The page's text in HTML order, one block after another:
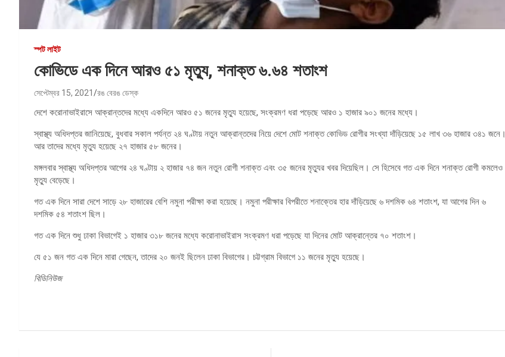
স্পট লাইট
কোভিডে এক দিনে আরও ৫১ মৃত্যু, শনাক্ত ৬.৬৪ শতাংশ
সেপ্টেম্বর 15, 2021 রঙ বেরঙ ডেস্ক
দেশে করোনাভাইরাসে আক্রান্তদের মধ্যে একদিনে আরও ৫১ জনের মৃত্যু হয়েছে, সংক্রমণ ধরা পড়েছে আরও ১ হাজার ৯০১ জনের মধ্যে।
স্বাস্থ্য অধিদপ্তর জানিয়েছে, বুধবার সকাল পর্যন্ত ২৪ ঘণ্টায় নতুন আক্রান্তদের নিয়ে দেশে মোট শনাক্ত কোভিড রোগীর সংখ্যা দাঁড়িয়েছে ১৫ লাখ ৩৬ হাজার ৩৪১ জনে।
আর তাদের মধ্যে মৃত্যু হয়েছে ২৭ হাজার ৫৮ জনের।
মঙ্গলবার স্বাস্থ্য অধিদপ্তর আগের ২৪ ঘণ্টায় ২ হাজার ৭৪ জন নতুন রোগী শনাক্ত এবং ৩৫ জনের মৃত্যুর খবর দিয়েছিল। সে হিসেবে গত এক দিনে শনাক্ত রোগী কমলেও
মৃত্যু বেড়েছে।
গত এক দিনে সারা দেশে সাড়ে ২৮ হাজারের বেশি নমুনা পরীক্ষা করা হয়েছে। নমুনা পরীক্ষার বিপরীতে শনাক্তের হার দাঁড়িয়েছে ৬ দশমিক ৬৪ শতাংশ, যা আগের দিন ৬
দশমিক ৫৪ শতাংশ ছিল।
গত এক দিনে শুধু ঢাকা বিভাগেই ১ হাজার ৩১৮ জনের মধ্যে করোনাভাইরাস সংক্রমণ ধরা পড়েছে যা দিনের মোট আক্রান্তের ৭০ শতাংশ।
যে ৫১ জন গত এক দিনে মারা গেছেন, তাদের ২০ জনই ছিলেন ঢাকা বিভাগের। চট্টগ্রাম বিভাগে ১১ জনের মৃত্যু হয়েছে।
বিডিনিউজ